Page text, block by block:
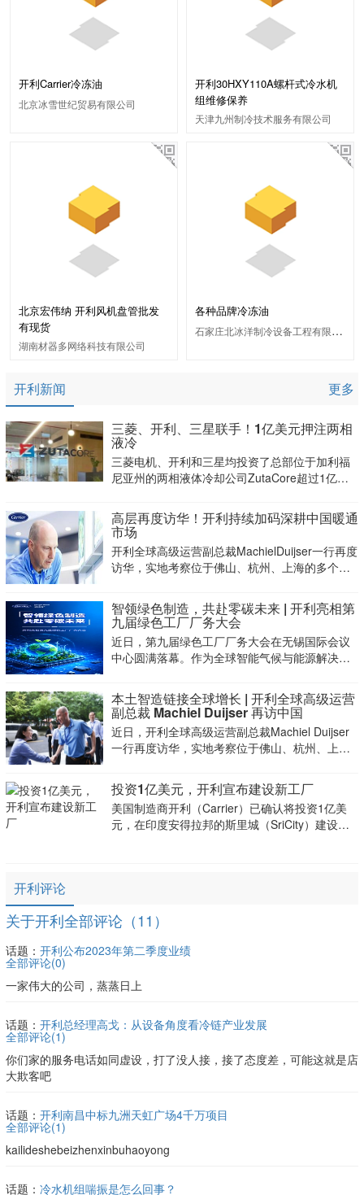
开利Carrier冷冻油
北京冰雪世纪贸易有限公司
开利30HXY110A螺杆式冷水机
组维修保养
天津九州制冷技术服务有限公司
北京宏伟纳 开利风机盘管批发
有现货
湖南材器多网络科技有限公司
各种品牌冷冻油
石家庄北冰洋制冷设备工程有限公司
开利新闻 更多
三菱、开利、三星联手！1亿美元押注两相
液冷
三菱电机、开利和三星均投资了总部位于加利福
尼亚州的两相液体冷却公司ZutaCore超过1亿美
高层再度访华！开利持续加码深耕中国暖通
市场
开利全球高级运营副总裁MachielDuijser一行再度
访华，实地考察位于佛山、杭州、上海的多个核
智领绿色制造，共赴零碳未来 | 开利亮相第
九届绿色工厂厂务大会
近日，第九届绿色工厂厂务大会在无锡国际会议
中心圆满落幕。作为全球智能气候与能源解决方
导体低碳厂务方案、高效机房及低碳零碳全生命
周期方案参展，深度对接工业厂务节能降碳需
求，紧跟“十五五”新质生产力发展
本土智造链接全球增长 | 开利全球高级运营
副总裁 Machiel Duijser 再访中国
近日，开利全球高级运营副总裁Machiel Duijser
一行再度访华，实地考察位于佛山、杭州、上海
流，并同步拜访多家核心合作伙伴，深化供应链
上下游协同。Machiel此行深度聚焦本土智造研发
与运营
投资1亿美元，开利宣布建设新工厂
美国制造商开利（Carrier）已确认将投资1亿美
元，在印度安得拉邦的斯里城（SriCity）建设一
开利评论
关于开利全部评论（11）
话题： 开利公布2023年第二季度业绩
全部评论(0)
一家伟大的公司，蒸蒸日上
话题： 开利总经理高戈：从设备角度看冷链产业发展
全部评论(1)
你们家的服务电话如同虚设，打了没人接，接了态度差，可能这就是店
大欺客吧
话题： 开利南昌中标九洲天虹广场4千万项目
全部评论(1)
kailideshebeizhenxinbuhaoyong
话题： 冷水机组喘振是怎么回事？